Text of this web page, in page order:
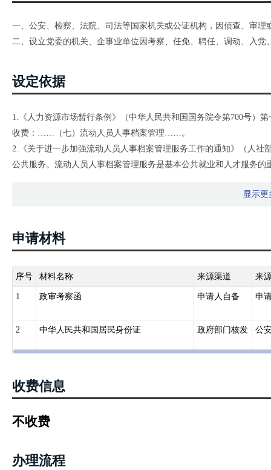
一、公安、检察、法院、司法等国家机关或公证机构，因侦查、审理
二、设立党委的机关、企事业单位因考察、任免、聘任、调动、入
设定依据
1.《人力资源市场暂行条例》（中华人民共和国国务院令第700号）
收费：……（七）流动人员人事档案管理……。
2.《关于进一步加强流动人员人事档案管理服务工作的通知》（人社
公共服务。流动人员人事档案管理服务是基本公共就业和人才服务
显示更
申请材料
序号 材料名称 来源渠道 来
1 政审考察函 申请人自备 申
2 中华人民共和国居民身份证 政府部门核发 公
收费信息
不收费
办理流程